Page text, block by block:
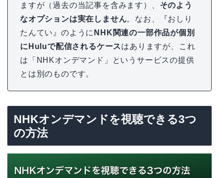
ますが（過去の当記事を含みます）、 そのよう
なオプションは実在しません。なお、『おしり
たんてい』のように NHK関連の一部作品が個別
にHuluで配信されるケースはありますが、これ
は「NHKオンデマンド」というサービスの提供
とは別のものです。
NHKオンデマンドを視聴できる3つ
の方法